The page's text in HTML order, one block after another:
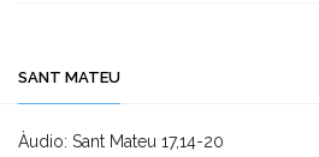
SANT MATEU
Àudio: Sant Mateu 17,14-20